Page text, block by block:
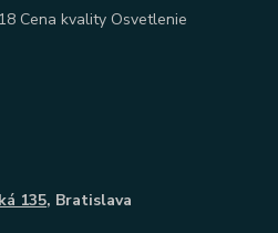
135, Bratislava